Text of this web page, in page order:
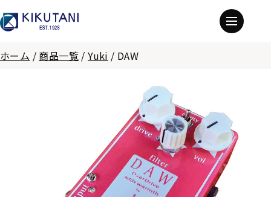
ホーム / 商品一覧 /Yuki / DAW